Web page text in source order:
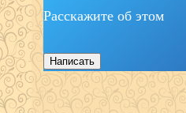
Расскажите об этом
Написать